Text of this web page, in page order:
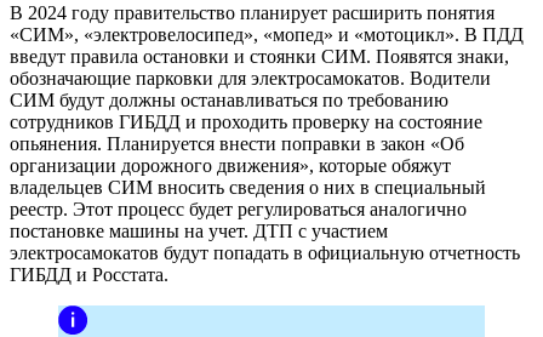
В 2024 году правительство планирует расширить понятия
«СИМ», «электровелосипед», «мопед» и «мотоцикл». В ПДД
введут правила остановки и стоянки СИМ. Появятся знаки,
обозначающие парковки для электросамокатов. Водители
СИМ будут должны останавливаться по требованию
сотрудников ГИБДД и проходить проверку на состояние
опьянения. Планируется внести поправки в закон «Об
организации дорожного движения», которые обяжут
владельцев СИМ вносить сведения о них в специальный
реестр. Этот процесс будет регулироваться аналогично
постановке машины на учет. ДТП с участием
электросамокатов будут попадать в официальную отчетность
ГИБДД и Росстата.